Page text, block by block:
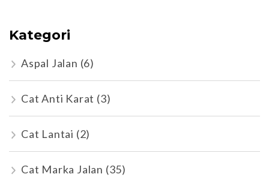
Kategori
Aspal Jalan (6)
Cat Anti Karat (3)
Cat Lantai (2)
Cat Marka Jalan (35)